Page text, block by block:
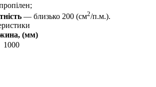
— близько 200 (см2/п.м.).
(мм)
1000